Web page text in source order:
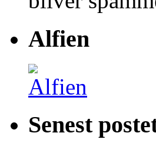
Alfien
Senest